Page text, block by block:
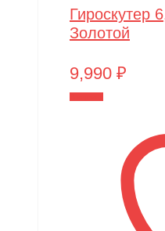
Гироскутер
Золотой
9,990 ₽